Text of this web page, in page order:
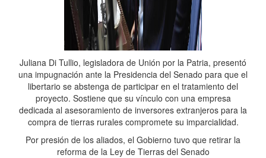
Juliana Di Tullio, legisladora de Unión por la Patria, presentó
una impugnación ante la Presidencia del Senado para que el
libertario se abstenga de participar en el tratamiento del
proyecto. Sostiene que su vínculo con una empresa
dedicada al asesoramiento de inversores extranjeros para la
compra de tierras rurales compromete su imparcialidad.
Por presión de los aliados, el Gobierno tuvo que retirar la
reforma de la Ley de Tierras del Senado